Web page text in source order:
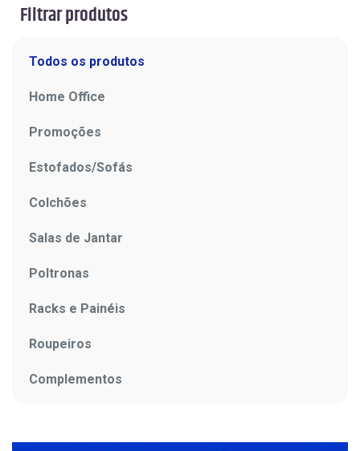
Filtrar produtos
Todos os produtos
Home Office
Promoções
Estofados/Sofás
Colchões
Salas de Jantar
Poltronas
Racks e Painéis
Roupeiros
Complementos